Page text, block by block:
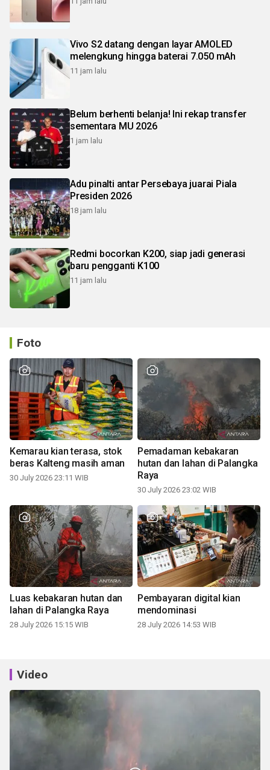
Vivo S2 datang dengan layar AMOLED
melengkung hingga baterai 7.050 mAh
11 jam lalu
Belum berhenti belanja! Ini rekap transfer
sementara MU 2026
1 jam lalu
Adu pinalti antar Persebaya juarai Piala
Presiden 2026
18 jam lalu
Redmi bocorkan K200, siap jadi generasi
baru pengganti K100
11 jam lalu
Foto
Kemarau kian terasa, stok
beras Kalteng masih aman
30 July 2026 23:11 WIB
Pemadaman kebakaran
hutan dan lahan di Palangka
Raya
30 July 2026 23:02 WIB
Luas kebakaran hutan dan
lahan di Palangka Raya
28 July 2026 15:15 WIB
Pembayaran digital kian
mendominasi
28 July 2026 14:53 WIB
Video